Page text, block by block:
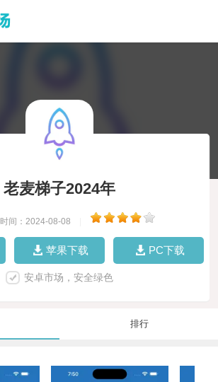
老麦梯子2024年
时间：2024-08-08
苹果下载 PC下载
安卓市场，安全绿色
排行